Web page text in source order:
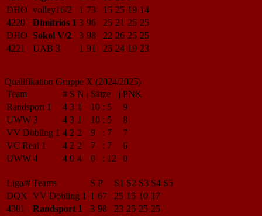
DHO volley16/2 1 73 15 25 19 14
4220
Dimitrios 1 3 96 25 21 25 25
DHO
Sokol V/2 3 98 22 26 25 25
4221
UAB 3 1 91 25 24 19 23
Qualifikation Gruppe X (2024/2025)
Team
# S N | Sätze | PNK
Randsport 1
4 3 1 10 : 5
9
UWW 3
4 3 1 10 : 5
8
VV Döbling 1 4 2 2 9 : 7
7
VC Real 1
4 2 2 7 : 7
6
UWW 4
4 0 4 0 : 12 0
Liga/# Teams S P S1 S2 S3 S4 S5
DQX VV Döbling 1 1 67 25 15 10 17
4301
Randsport 1 3 98 23 25 25 25